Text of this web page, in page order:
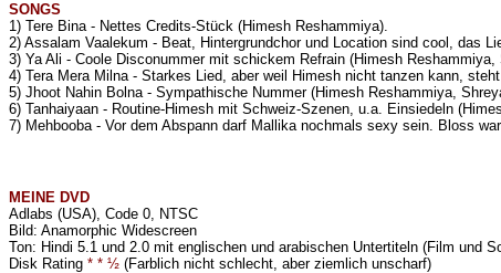
SONGS
1) Tere Bina - Nettes Credits-Stück (Himesh Reshammiya).
2) Assalam Vaalekum - Beat, Hintergrundchor und Location sind cool, das
3) Ya Ali - Coole Disconummer mit schickem Refrain (Himesh Reshammiya,
4) Tera Mera Milna - Starkes Lied, aber weil Himesh nicht tanzen kann,
5) Jhoot Nahin Bolna - Sympathische Nummer (Himesh Reshammiya,
6) Tanhaiyaan - Routine-Himesh mit Schweiz-Szenen, u.a. Einsiedeln
7) Mehbooba - Vor dem Abspann darf Mallika nochmals sexy sein. Bloss
MEINE DVD
Adlabs (USA), Code 0, NTSC
Bild: Anamorphic Widescreen
Ton: Hindi 5.1 und 2.0 mit englischen und arabischen Untertiteln (Film und
Disk Rating * * ½ (Farblich nicht schlecht, aber ziemlich unscharf)